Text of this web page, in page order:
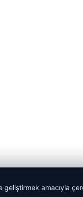
geliştirmek amacıyla